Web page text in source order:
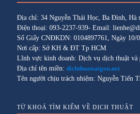
Địa chỉ: 34 Nguyễn Thái Học, Ba Đình, Hà
Điện thoại: 093-2237-939- Email:
Số Giấy CNĐKDN: 0104897761, Ngày 10/
Nơi cấp: Sở KH & ĐT Tp HCM
Lĩnh vực kinh doanh: Dịch vụ dịch thuật và
Địa chỉ tên miền: dichthuatsaigon.net
Tên người chịu trách nhiệm: Nguyễn Tiến
TỪ KHOÁ TÌM KIẾM VỀ DỊCH THUẬT